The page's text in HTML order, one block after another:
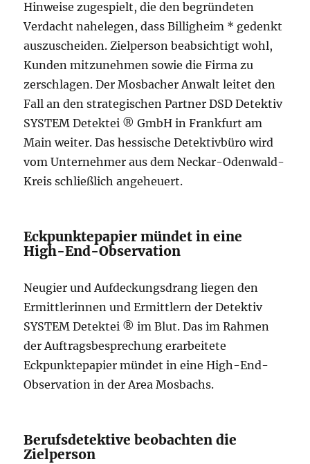
Hinweise zugespielt, die den begründeten
Verdacht nahelegen, dass Billigheim * gedenkt
auszuscheiden. Zielperson beabsichtigt wohl,
Kunden mitzunehmen sowie die Firma zu
zerschlagen. Der Mosbacher Anwalt leitet den
Fall an den strategischen Partner DSD Detektiv
SYSTEM Detektei ® GmbH in Frankfurt am
Main weiter. Das hessische Detektivbüro wird
vom Unternehmer aus dem Neckar-Odenwald-
Kreis schließlich angeheuert.
Eckpunktepapier mündet in eine
High-End-Observation
Neugier und Aufdeckungsdrang liegen den
Ermittlerinnen und Ermittlern der Detektiv
SYSTEM Detektei ® im Blut. Das im Rahmen
der Auftragsbesprechung erarbeitete
Eckpunktepapier mündet in eine High-End-
Observation in der Area Mosbachs.
Berufsdetektive beobachten die
Zielperson